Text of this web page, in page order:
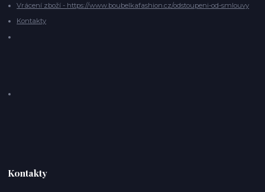
Vrácení zboží - https://www.boubelkafashion.cz/odstoupeni-od-smlouvy
Kontakty
Kontakty